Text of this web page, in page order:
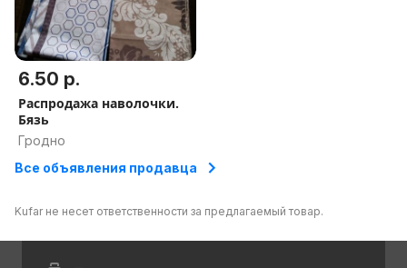
6.50 р.
Распродажа наволочки.
Бязь
Гродно
Все объявления продавца
Kufar не несет ответственности за предлагаемый товар.